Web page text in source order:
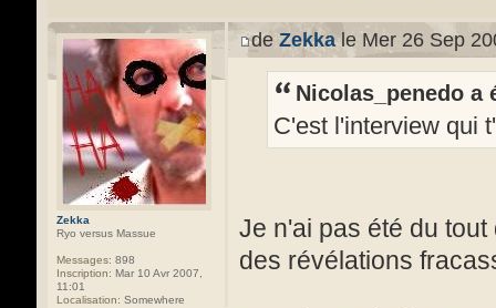
Zekka
Ryo versus Massue
Messages: 898
Inscription: Mar 10 Avr 2007,
11:01
Localisation: Somewhere
deZekkale Mer 26 Sep
Nicolas_penedo a
C'est l'interview qui
Je n'ai pas été du
des révélations